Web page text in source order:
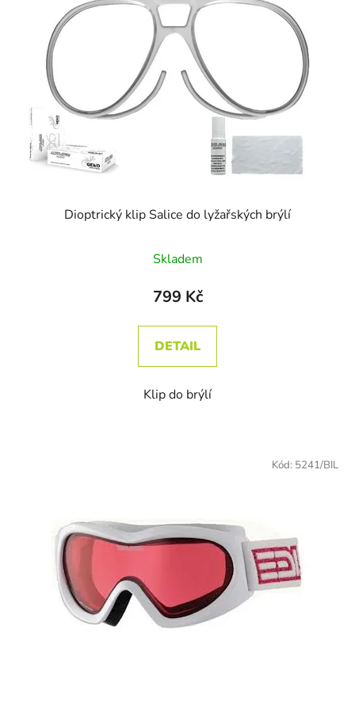
Dioptrický klip Salice do lyžařských brýlí
Skladem
799 Kč
DETAIL
Klip do brýlí
Kód: 5241/BIL